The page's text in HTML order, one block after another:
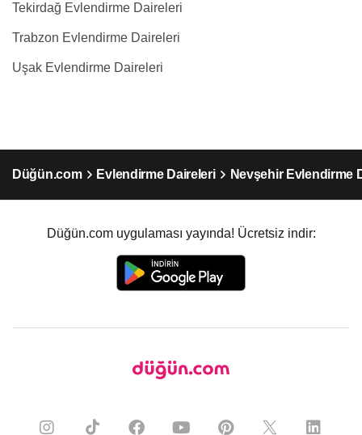
Tekirdağ Evlendirme Daireleri
Trabzon Evlendirme Daireleri
Uşak Evlendirme Daireleri
Düğün.com Evlendirme Daireleri Nevşehir Evlendirme
Düğün.com uygulaması yayında! Ücretsiz indir: